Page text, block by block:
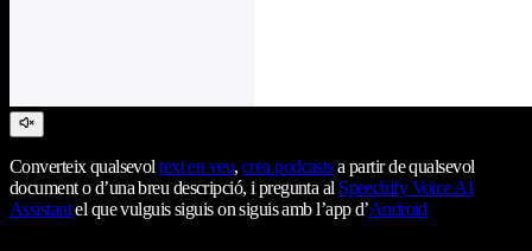
Converteix qualsevoltext en veu, crea podcastsa partir de qualsevol
document o d’una breu descripció, i pregunta al Speechify Voice AI
Assistantel que vulguis siguis on siguis amb l’app d’Android